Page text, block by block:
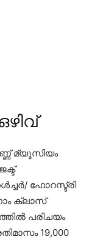
മ്യൂസിയം
ഫോറസ്ട്രി
ക്ലാസ്
പരിചയം
19,000